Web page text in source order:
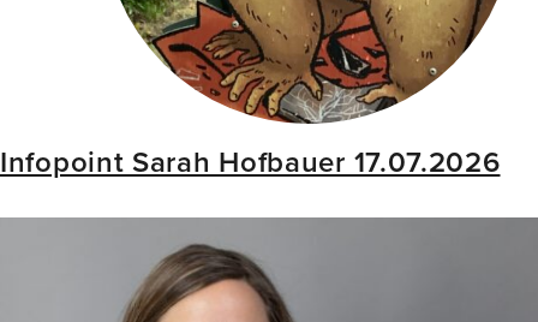
Infopoint Sarah Hofbauer 17.07.2026